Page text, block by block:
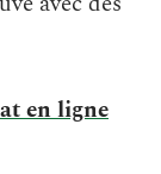
en ligne